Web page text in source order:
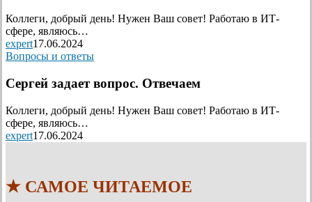
Коллеги, добрый день! Нужен Ваш совет! Работаю в ИТ-
сфере, являюсь…
expert17.06.2024
Вопросы и ответы
Сергей задает вопрос. Отвечаем
Коллеги, добрый день! Нужен Ваш совет! Работаю в ИТ-
сфере, являюсь…
expert17.06.2024
★ САМОЕ ЧИТАЕМОЕ